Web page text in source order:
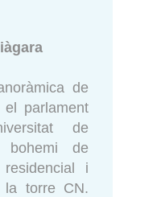
de
el parlament
de
de
i
la torre CN.